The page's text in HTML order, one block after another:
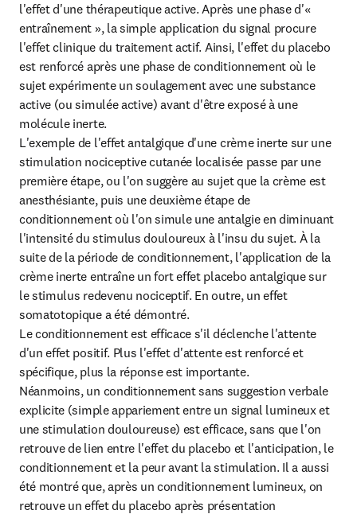
l'effet d'une thérapeutique active. Après une phase d'«
entraînement », la simple application du signal procure
l'effet clinique du traitement actif. Ainsi, l'effet du placebo
est renforcé après une phase de conditionnement où le
sujet expérimente un soulagement avec une substance
active (ou simulée active) avant d'être exposé à une
molécule inerte.
L'exemple de l'effet antalgique d'une crème inerte sur une
stimulation nociceptive cutanée localisée passe par une
première étape, ou l'on suggère au sujet que la crème est
anesthésiante, puis une deuxième étape de
conditionnement où l'on simule une antalgie en diminuant
l'intensité du stimulus douloureux à l'insu du sujet. À la
suite de la période de conditionnement, l'application de la
crème inerte entraîne un fort effet placebo antalgique sur
le stimulus redevenu nociceptif. En outre, un effet
somatotopique a été démontré.
Le conditionnement est efficace s'il déclenche l'attente
d'un effet positif. Plus l'effet d'attente est renforcé et
spécifique, plus la réponse est importante.
Néanmoins, un conditionnement sans suggestion verbale
explicite (simple appariement entre un signal lumineux et
une stimulation douloureuse) est efficace, sans que l'on
retrouve de lien entre l'effet du placebo et l'anticipation, le
conditionnement et la peur avant la stimulation. Il a aussi
été montré que, après un conditionnement lumineux, on
retrouve un effet du placebo après présentation